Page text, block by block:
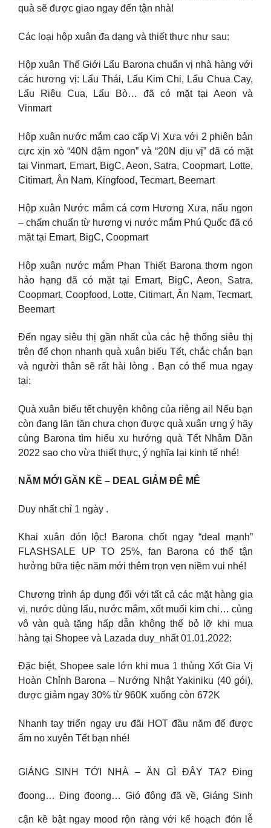
quà sẽ được giao ngay đến tận nhà!
Các loại hộp xuân đa dạng và thiết thực như sau:
Hộp xuân Thế Giới Lẩu Barona chuẩn vị nhà hàng với
các hương vị: Lẩu Thái, Lẩu Kim Chi, Lẩu Chua Cay,
Lẩu Riêu Cua, Lẩu Bò… đã có mặt tại Aeon và
Vinmart
Hộp xuân nước mắm cao cấp Vị Xưa với 2 phiên bản
cực xịn xò “40N đậm ngon” và “20N dịu vị” đã có mặt
tại Vinmart, Emart, BigC, Aeon, Satra, Coopmart, Lotte,
Citimart, Ân Nam, Kingfood, Tecmart, Beemart
Hộp xuân Nước mắm cá cơm Hương Xưa, nấu ngon
– chấm chuẩn từ hương vị nước mắm Phú Quốc đã có
mặt tại Emart, BigC, Coopmart
Hộp xuân nước mắm Phan Thiết Barona thơm ngon
hảo hạng đã có mặt tại Emart, BigC, Aeon, Satra,
Coopmart, Coopfood, Lotte, Citimart, Ân Nam, Tecmart,
Beemart
Đến ngay siêu thị gần nhất của các hệ thống siêu thị
trên để chọn nhanh quà xuân biếu Tết, chắc chắn bạn
và người thân sẽ rất hài lòng . Bạn có thể mua ngay
tại:
Quà xuân biếu tết chuyện không của riêng ai! Nếu bạn
còn đang lăn tăn chưa chọn được quà xuân ưng ý hãy
cùng Barona tìm hiểu xu hướng quà Tết Nhâm Dần
2022 sao cho vừa thiết thực, ý nghĩa lại kinh tế nhé!
NĂM MỚI GẦN KỀ – DEAL GIẢM ĐÊ MÊ
Duy nhất chỉ 1 ngày .
Khai xuân đón lộc! Barona chốt ngay “deal mạnh”
FLASHSALE UP TO 25%, fan Barona có thể tận
hưởng bữa tiệc năm mới thêm trọn vẹn niềm vui nhé!
Chương trình áp dụng đối với tất cả các mặt hàng gia
vị, nước dùng lẩu, nước mắm, xốt muối kim chi… cùng
vô vàn quà tặng hấp dẫn không thể bỏ lỡ khi mua
hàng tại Shopee và Lazada duy_nhất 01.01.2022:
Đặc biệt, Shopee sale lớn khi mua 1 thùng Xốt Gia Vị
Hoàn Chỉnh Barona – Nướng Nhật Yakiniku (40 gói),
được giảm ngay 30% từ 960K xuống còn 672K
Nhanh tay triển ngay ưu đãi HOT đầu năm để được
ấm no xuyên Tết bạn nhé!
GIÁNG SINH TỚI NHÀ – ĂN GÌ ĐÂY TA? Đing
đoong… Đing đoong… Gió đông đã về, Giáng Sinh
cận kề bật ngay mood rộn ràng với kế hoạch đón lễ